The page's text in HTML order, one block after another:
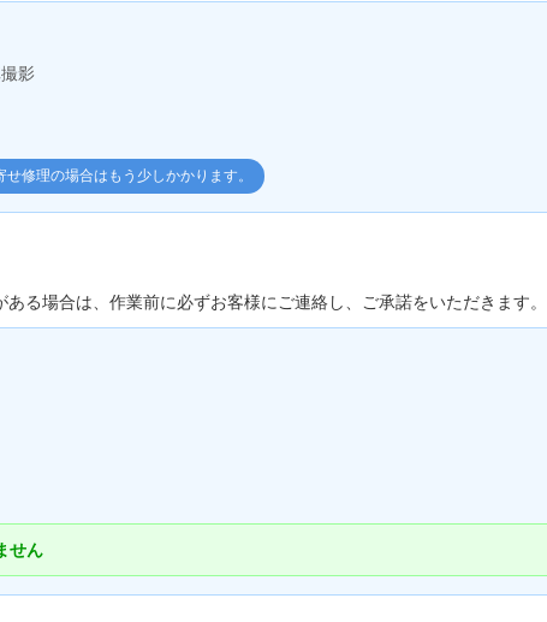
影
修理の場合はもう少しかかります。
る場合は、作業前に必ずお客様にご連絡し、ご承諾をいただきます。
せん